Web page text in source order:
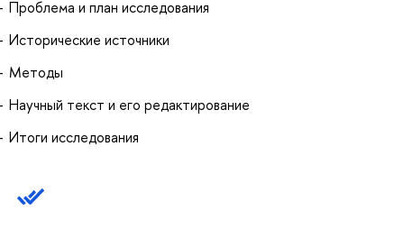
Проблема и план исследования
Исторические источники
Методы
Научный текст и его редактирование
Итоги исследования